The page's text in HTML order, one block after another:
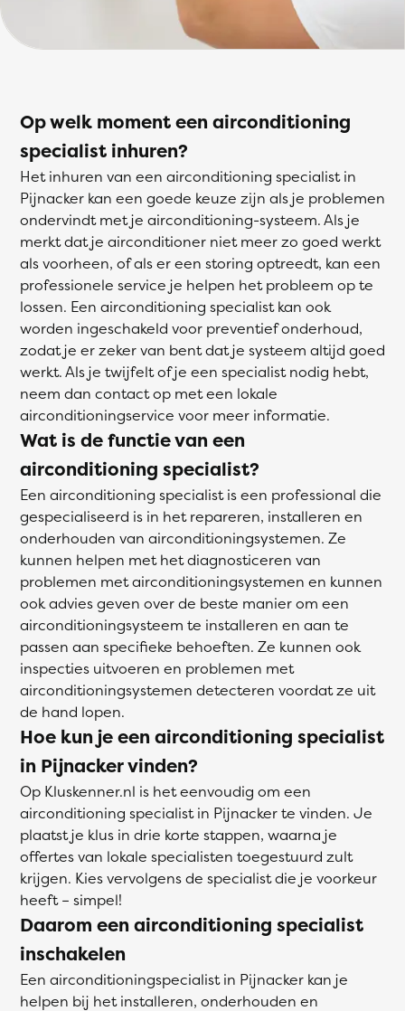
Op welk moment een airconditioning
specialist inhuren?
Het inhuren van een airconditioning specialist in
Pijnacker kan een goede keuze zijn als je problemen
ondervindt met je airconditioning-systeem. Als je
merkt dat je airconditioner niet meer zo goed werkt
als voorheen, of als er een storing optreedt, kan een
professionele service je helpen het probleem op te
lossen. Een airconditioning specialist kan ook
worden ingeschakeld voor preventief onderhoud,
zodat je er zeker van bent dat je systeem altijd goed
werkt. Als je twijfelt of je een specialist nodig hebt,
neem dan contact op met een lokale
airconditioningservice voor meer informatie.
Wat is de functie van een
airconditioning specialist?
Een airconditioning specialist is een professional die
gespecialiseerd is in het repareren, installeren en
onderhouden van airconditioningsystemen. Ze
kunnen helpen met het diagnosticeren van
problemen met airconditioningsystemen en kunnen
ook advies geven over de beste manier om een
airconditioningsysteem te installeren en aan te
passen aan specifieke behoeften. Ze kunnen ook
inspecties uitvoeren en problemen met
airconditioningsystemen detecteren voordat ze uit
de hand lopen.
Hoe kun je een airconditioning specialist
in Pijnacker vinden?
Op Kluskenner.nl is het eenvoudig om een
airconditioning specialist in Pijnacker te vinden. Je
plaatst je klus in drie korte stappen, waarna je
offertes van lokale specialisten toegestuurd zult
krijgen. Kies vervolgens de specialist die je voorkeur
heeft – simpel!
Daarom een airconditioning specialist
inschakelen
Een airconditioningspecialist in Pijnacker kan je
helpen bij het installeren, onderhouden en